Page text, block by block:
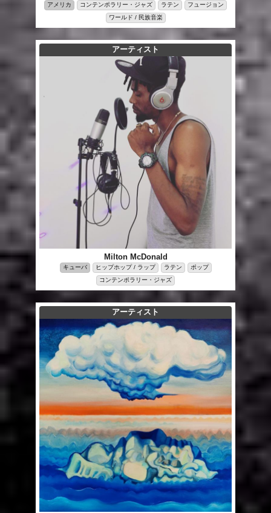
アメリカ コンテンポラリー・ジャズ ラテン
フュージョン
ワールド / 民族音楽
アーティスト
Milton McDonald
キューバ ヒップホップ / ラップ ラテン
ポップ
コンテンポラリー・ジャズ
アーティスト